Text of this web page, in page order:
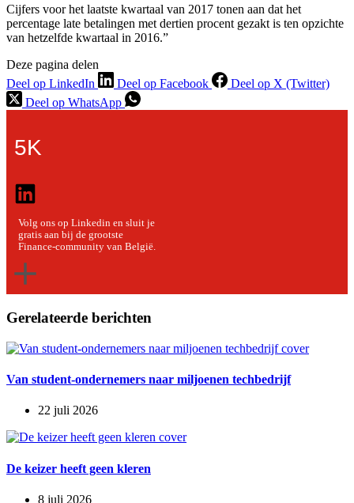
Cijfers voor het laatste kwartaal van 2017 tonen aan dat het
percentage late betalingen met dertien procent gezakt is ten opzichte
van hetzelfde kwartaal in 2016.”
Deze pagina delen
Deel op LinkedIn
Deel op Facebook
Deel op X (Twitter)
Deel op WhatsApp
5K
Volg ons op Linkedin en sluit je
gratis aan bij de grootste
Finance-community van België.
Gerelateerde berichten
Van student-ondernemers naar miljoenen techbedrijf
22 juli 2026
De keizer heeft geen kleren
8 juli 2026